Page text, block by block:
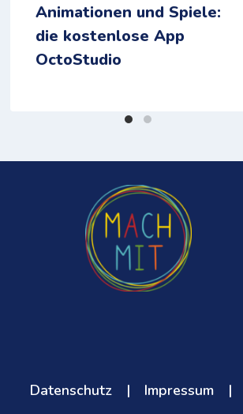
Animationen und Spiele:
die kostenlose App
OctoStudio
Datenschutz | Impressum |